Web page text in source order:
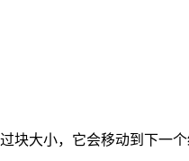
块大小，它会移动到下一